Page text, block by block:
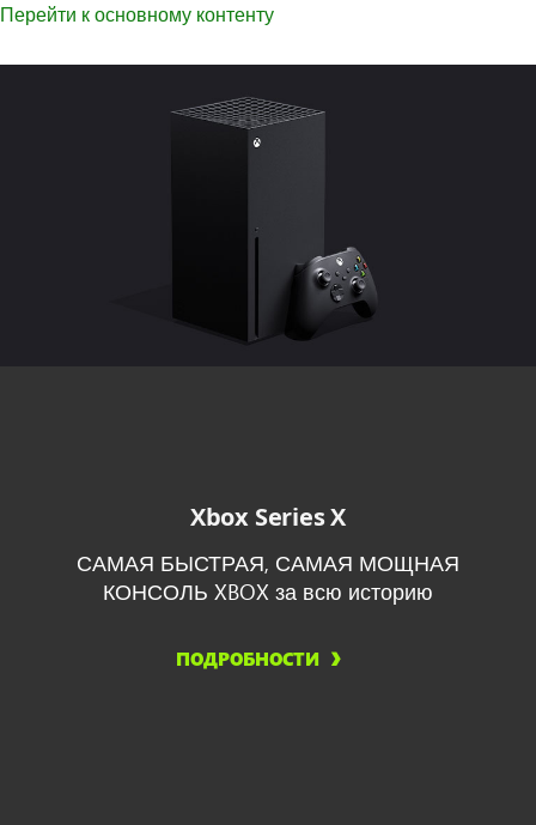
Перейти к основному контенту
Xbox Series X
САМАЯ БЫСТРАЯ, САМАЯ МОЩНАЯ
КОНСОЛЬ XBOX за всю историю
ПОДРОБНОСТИ